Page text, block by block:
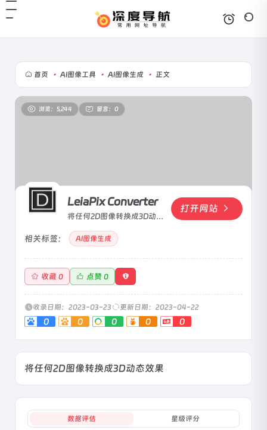
首页 • AI图像工具 • AI图像生成 • 正文
浏览：5,244 留言：0
LeiaPix Converter
将任何2D图像转换成3D动态
打开网站
相关标签： AI图像生成
收藏 0 点赞 0
收录日期：2023-03-23 更新日期：2023-04-22
0 0 0 0 0
将任何2D图像转换成3D动态效果
数据评估 星级评分